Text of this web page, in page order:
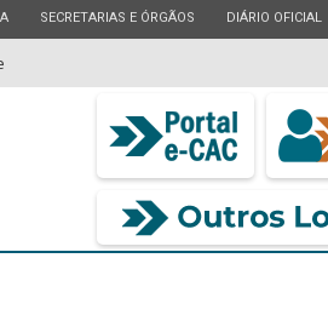
ESTADO
SECRETARIAS E ÓRGÃOS ESTADO
DIÁRIO OFICIAL
seu serviço